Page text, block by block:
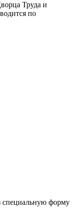
Труда и
по
специальную форму